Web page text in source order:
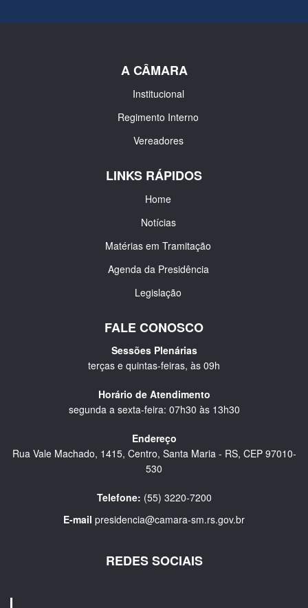
A CÂMARA
Institucional
Regimento Interno
Vereadores
LINKS RÁPIDOS
Home
Notícias
Matérias em Tramitação
Agenda da Presidência
Legislação
FALE CONOSCO
Sessões Plenárias
terças e quintas-feiras, às 09h
Horário de Atendimento
segunda a sexta-feira: 07h30 às 13h30
Endereço
Rua Vale Machado, 1415, Centro, Santa Maria - RS, CEP 97010-
530
Telefone: (55) 3220-7200
E-mail presidencia@camara-sm.rs.gov.br
REDES SOCIAIS